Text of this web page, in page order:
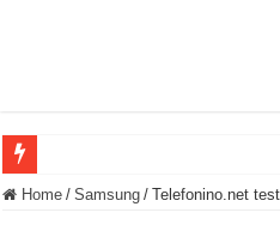
BASTA FATICARE! Questo robot
Home / Samsung / Telefonino.net